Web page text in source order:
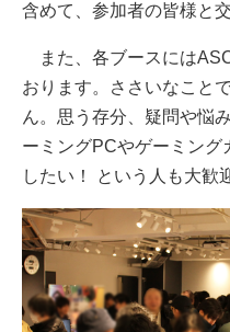
含めて、参加者の皆様と
また、各ブースには
おります。ささいなこと
ん。思う存分、疑問や悩
ーミングPCやゲーミン
したい！ という人も大歓